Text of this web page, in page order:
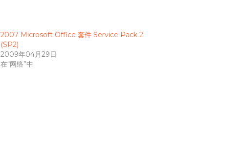
2007 Microsoft Office 套件 Service Pack 2
(SP2)
2009年04月29日
在“网络”中